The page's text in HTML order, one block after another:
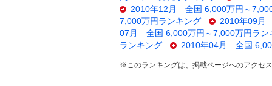
2010年12月 全国 6,000万円～
7,000万円ランキング
2010年09月
07月 全国 6,000万円～7,000万円ラン
ランキング
2010年04月 全国
※このランキングは、掲載ページへのアクセ